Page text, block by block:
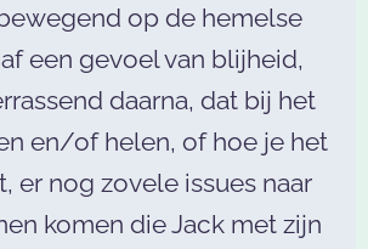
op de hemelse
een gevoel van blijheid,
daarna, dat bij het
en/of helen, of hoe je het
er nog zovele issues naar
komen die Jack met zijn